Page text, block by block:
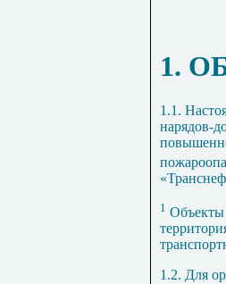
1.
1.1.
нарядов-
1 Объекты
1.2. Для